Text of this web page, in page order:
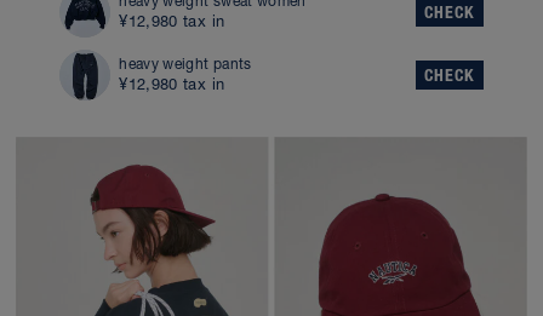
¥12,980 tax in CHECK
heavy weight pants
¥12,980 tax in CHECK